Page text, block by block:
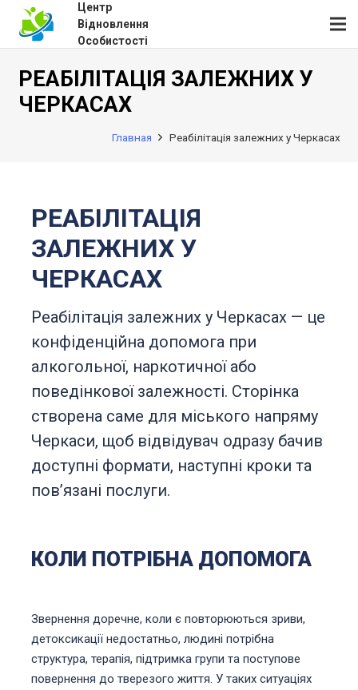
Центр
Відновлення
Особистості
РЕАБІЛІТАЦІЯ ЗАЛЕЖНИХ У
ЧЕРКАСАХ
Главная Реабілітація залежних у Черкасах
РЕАБІЛІТАЦІЯ
ЗАЛЕЖНИХ У
ЧЕРКАСАХ
Реабілітація залежних у Черкасах — це
конфіденційна допомога при
алкогольної, наркотичної або
поведінкової залежності. Сторінка
створена саме для міського напряму
Черкаси, щоб відвідувач одразу бачив
доступні формати, наступні кроки та
повʼязані послуги.
КОЛИ ПОТРІБНА ДОПОМОГА
Звернення доречне, коли є повторюються зриви,
детоксикації недостатньо, людині потрібна
структура, терапія, підтримка групи та поступове
повернення до тверезого життя. У таких ситуаціях